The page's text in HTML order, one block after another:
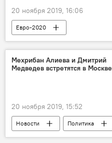
20 ноября 2019, 16:06
Евро-2020
Мехрибан Алиева и Дмитрий
Медведев встретятся в Москве
20 ноября 2019, 15:52
Новости Политика
Россия